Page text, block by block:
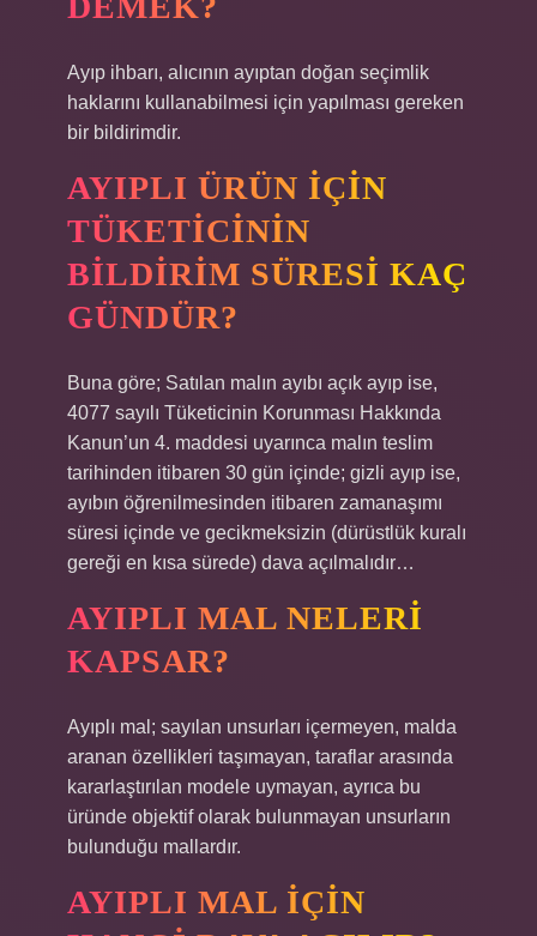
Ayıp ihbarı, alıcının ayıptan doğan seçimlik
haklarını kullanabilmesi için yapılması gereken
bir bildirimdir.
AYIPLI ÜRÜN IÇIN
TÜKETICININ
BILDIRIM SÜRESI KAÇ
GÜNDÜR?
Buna göre; Satılan malın ayıbı açık ayıp ise,
4077 sayılı Tüketicinin Korunması Hakkında
Kanun’un 4. maddesi uyarınca malın teslim
tarihinden itibaren 30 gün içinde; gizli ayıp ise,
ayıbın öğrenilmesinden itibaren zamanaşımı
süresi içinde ve gecikmeksizin (dürüstlük kuralı
gereği en kısa sürede) dava açılmalıdır…
AYIPLI MAL NELERI
KAPSAR?
Ayıplı mal; sayılan unsurları içermeyen, malda
aranan özellikleri taşımayan, taraflar arasında
kararlaştırılan modele uymayan, ayrıca bu
üründe objektif olarak bulunmayan unsurların
bulunduğu mallardır.
AYIPLI MAL IÇIN